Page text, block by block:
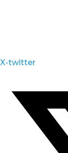
X-twitter